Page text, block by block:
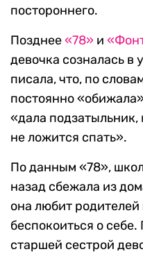
постороннего.
Позднее«78» и
девочка созналась в
писала, что, по
постоянно
«дала подзатыльник,
не ложится спать».
По данным «78»,
назад сбежала из
она любит
беспокоиться о
старшей сестрой